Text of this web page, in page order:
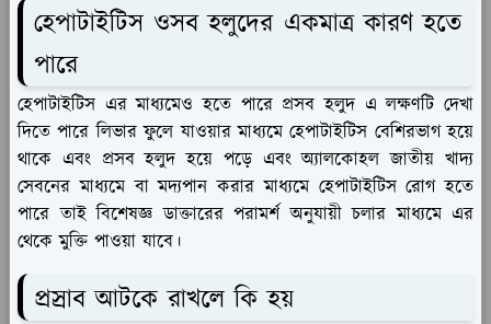
হেপাটাইটিস ওসব হলুদের একমাত্র কারণ হতে
পারে
হেপাটাইটিস এর মাধ্যমেও হতে পারে প্রসব হলুদ এ লক্ষণটি দেখা
দিতে পারে লিভার ফুলে যাওয়ার মাধ্যমে হেপাটাইটিস বেশিরভাগ হয়ে
থাকে এবং প্রসব হলুদ হয়ে পড়ে এবং অ্যালকোহল জাতীয় খাদ্য
সেবনের মাধ্যমে বা মদ্যপান করার মাধ্যমে হেপাটাইটিস রোগ হতে
পারে তাই বিশেষজ্ঞ ডাক্তারের পরামর্শ অনুযায়ী চলার মাধ্যমে এর
থেকে মুক্তি পাওয়া যাবে।
প্রস্রাব আটকে রাখলে কি হয়